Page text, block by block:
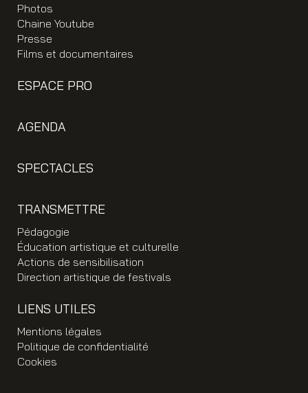
Photos
Chaine Youtube
Presse
Films et documentaires
ESPACE PRO
AGENDA
SPECTACLES
TRANSMETTRE
Pédagogie
Éducation artistique et culturelle
Actions de sensibilisation
Direction artistique de festivals
LIENS UTILES
Mentions légales
Politique de confidentialité
Cookies